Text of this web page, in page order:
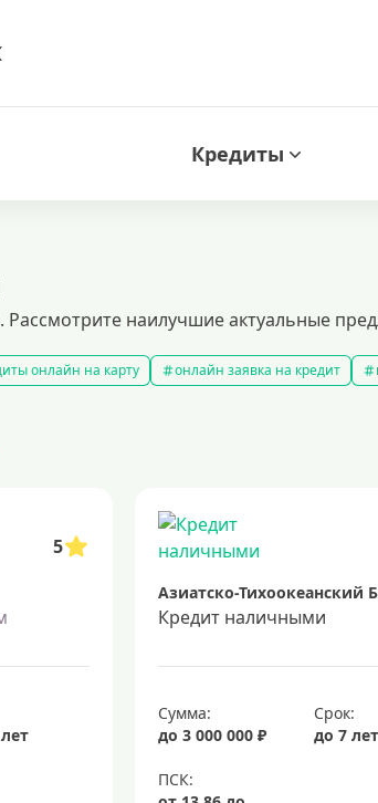
Кредиты
Рассмотрите наилучшие актуальные
онлайн на карту онлайн заявка на кредит
5
Азиатско-Тихоокеанский
Кредит наличными
Сумма:
до 3 000 000 ₽
Срок:
до 7 лет